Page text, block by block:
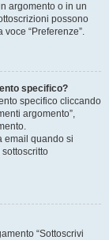
argomento o in un
possono
“Preferenze”.
specifico?
specifico cliccando
argomento”,
email quando si
“Sottoscrivi